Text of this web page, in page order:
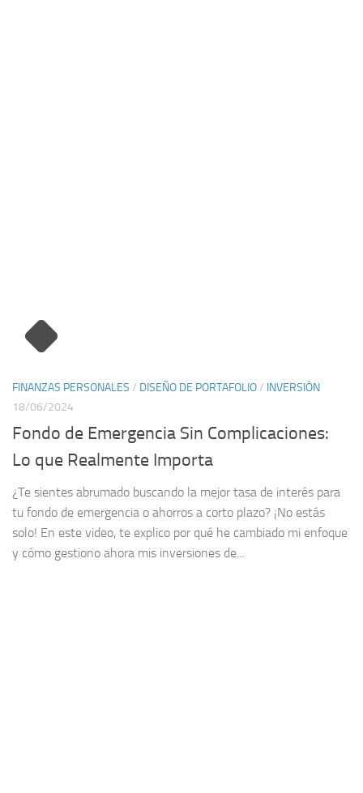
FINANZAS PERSONALES / DISEÑO DE PORTAFOLIO/ INVERSIÓN
18/06/2024
Fondo de Emergencia Sin Complicaciones:
Lo que Realmente Importa
¿Te sientes abrumado buscando la mejor tasa de interés para
tu fondo de emergencia o ahorros a corto plazo? ¡No estás
solo! En este video, te explico por qué he cambiado mi enfoque
y cómo gestiono ahora mis inversiones de...